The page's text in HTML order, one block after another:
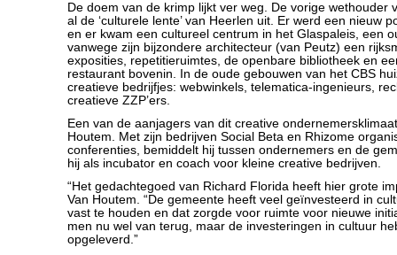
De doem van de krimp lijkt ver weg. De vorige wethouder
al de ‘culturele lente’ van Heerlen uit. Er werd een nieuw
en er kwam een cultureel centrum in het Glaspaleis, een
vanwege zijn bijzondere architecteur (van Peutz) een
exposities, repetitieruimtes, de openbare bibliotheek en
restaurant bovenin. In de oude gebouwen van het CBS
creatieve bedrijfjes: webwinkels, telematica-ingenieurs,
creatieve ZZP’ers.
Een van de aanjagers van dit creative
Houtem. Met zijn bedrijven Social Beta en Rhizome
conferenties, bemiddelt hij tussen ondernemers en de
hij als incubator en coach voor kleine creative bedrijven.
“Het gedachtegoed van Richard Florida heeft hier grote
Van Houtem. “De gemeente heeft veel geïnvesteerd in
vast te houden en dat zorgde voor ruimte voor nieuwe
men nu wel van terug, maar de investeringen in cultuur
opgeleverd.”